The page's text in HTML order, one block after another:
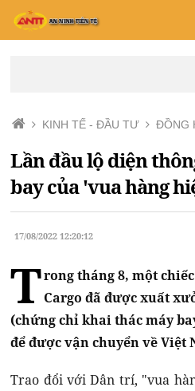
KINH TẾ - ĐẦU TƯ ĐỒNG
Lần đầu lộ diện
bay của 'vua hàng
17/08/2022 12:20:12
Trong tháng 8, một
Cargo đã được xuất
(chứng chỉ khai thác máy
để được vận chuyển về Việt
Trao đổi với Dân trí, "vua